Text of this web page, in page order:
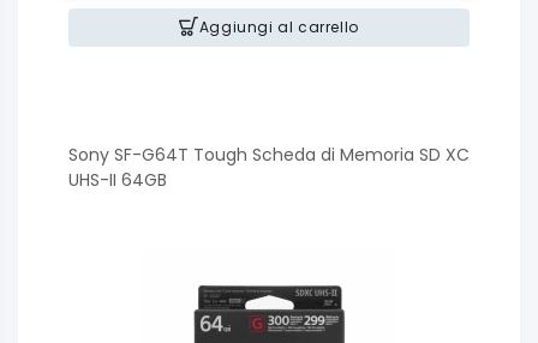
Aggiungi al carrello
Sony SF-G64T Tough Scheda di Memoria SD XC
UHS-II 64GB